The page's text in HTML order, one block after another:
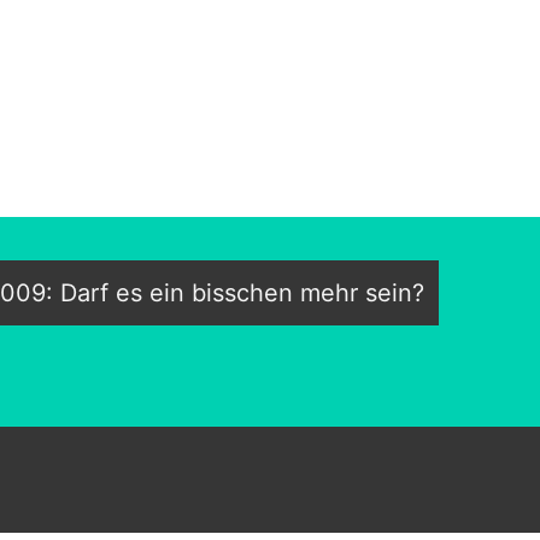
Darf es ein bisschen mehr sein?